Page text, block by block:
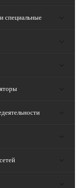
специальные